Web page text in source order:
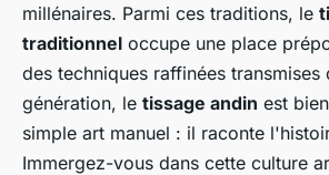
millénaires. Parmi ces traditions, le
traditionnel occupe une place
des techniques raffinées transmises
génération, le tissage andin est
simple art manuel : il raconte
Immergez-vous dans cette culture